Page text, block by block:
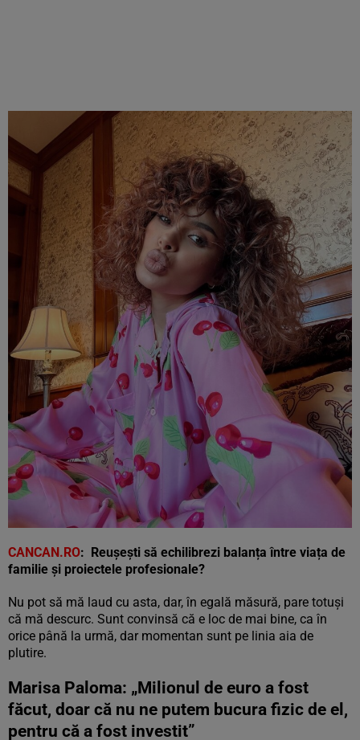
CANCAN.RO:
Reușești să echilibrezi balanța între viața de
familie și proiectele profesionale?
Nu pot să mă laud cu asta, dar, în egală măsură, pare totuși
că mă descurc. Sunt convinsă că e loc de mai bine, ca în
orice până la urmă, dar momentan sunt pe linia aia de
plutire.
Marisa Paloma: „Milionul de euro a fost
făcut, doar că nu ne putem bucura fizic de el,
pentru că a fost investit”